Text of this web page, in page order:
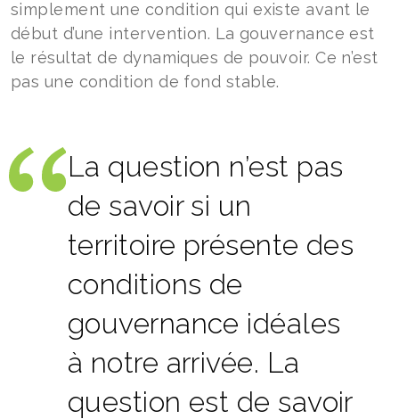
simplement une condition qui existe avant le
début d’une intervention. La gouvernance est
le résultat de dynamiques de pouvoir. Ce n’est
pas une condition de fond stable.
La question n’est pas
de savoir si un
territoire présente des
conditions de
gouvernance idéales
à notre arrivée. La
question est de savoir